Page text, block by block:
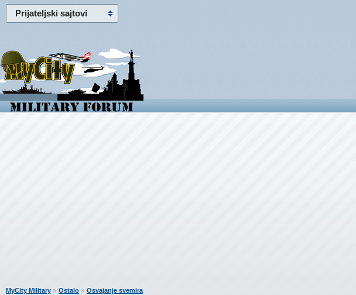
Prijateljski sajtovi
MyCity Military » Ostalo » Osvajanje svemira